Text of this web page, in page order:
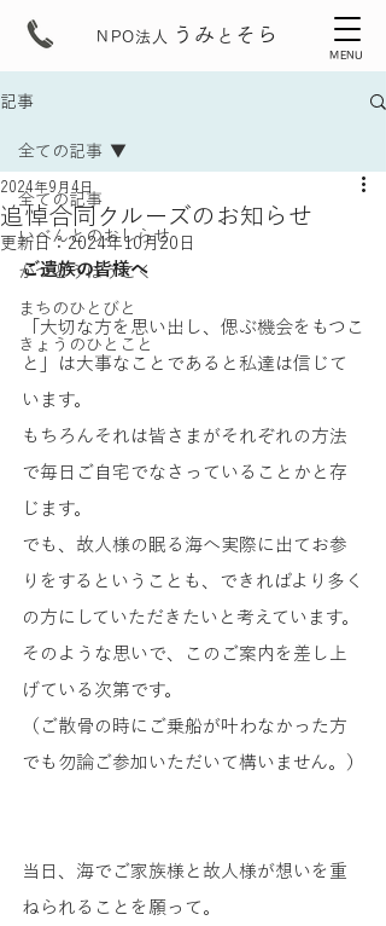
うみ と そら
NPO法人
MENU
記事
全ての記事
いべんとのおしらせ
かつどうほうこく
まちのひとびと
きょうのひとこと
全ての記事
追悼合同クルーズのお知らせ
2024年9月4日
更新日：2024年10月20日
ご遺族の皆様へ
「大切な方を思い出し、偲ぶ機会をもつこ
と」は大事なことであると私達は信じて
います。
もちろんそれは皆さまがそれぞれの方法
で毎日ご自宅でなさっていることかと存
じます。
でも、故人様の眠る海へ実際に出てお参
りをするということも、できればより多く
の方にしていただきたいと考えています。
そのような思いで、このご案内を差し上
げている次第です。
（ご散骨の時にご乗船が叶わなかった方
でも勿論ご参加いただいて構いません。）
当日、海でご家族様と故人様が想いを重
ねられることを願って。